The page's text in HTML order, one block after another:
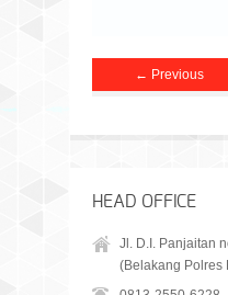
← Previous
HEAD OFFICE
Jl. D.I. Panjaitan
(Belakang Polres